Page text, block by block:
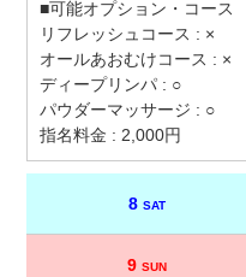
■可能オプション・コース
リフレッシュコース : ×
オールあおむけコース : ×
ディープリンパ : ○
パウダーマッサージ : ○
指名料金 : 2,000円
8SAT
9SUN